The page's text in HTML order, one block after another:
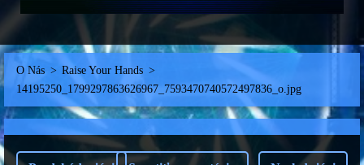
O Nás > Raise Your Hands >
14195250_1799297863626967_7593470740572497836_o.jpg